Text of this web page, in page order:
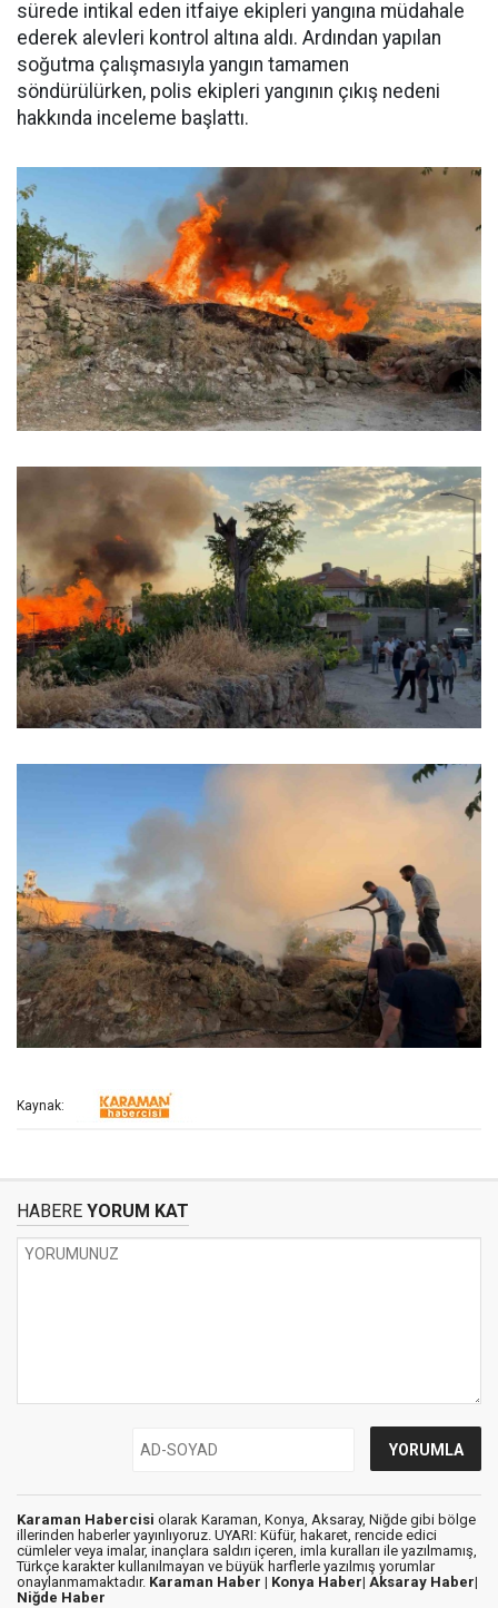
sürede intikal eden itfaiye ekipleri yangına müdahale
ederek alevleri kontrol altına aldı. Ardından yapılan
soğutma çalışmasıyla yangın tamamen
söndürülürken, polis ekipleri yangının çıkış nedeni
hakkında inceleme başlattı.
Kaynak:
HABERE YORUM KAT
Karaman Habercisi olarak Karaman, Konya, Aksaray, Niğde gibi bölge
illerinden haberler yayınlıyoruz. UYARI: Küfür, hakaret, rencide edici
cümleler veya imalar, inançlara saldırı içeren, imla kuralları ile yazılmamış,
Türkçe karakter kullanılmayan ve büyük harflerle yazılmış yorumlar
onaylanmamaktadır. Karaman Haber | Konya Haber| Aksaray Haber|
Niğde Haber